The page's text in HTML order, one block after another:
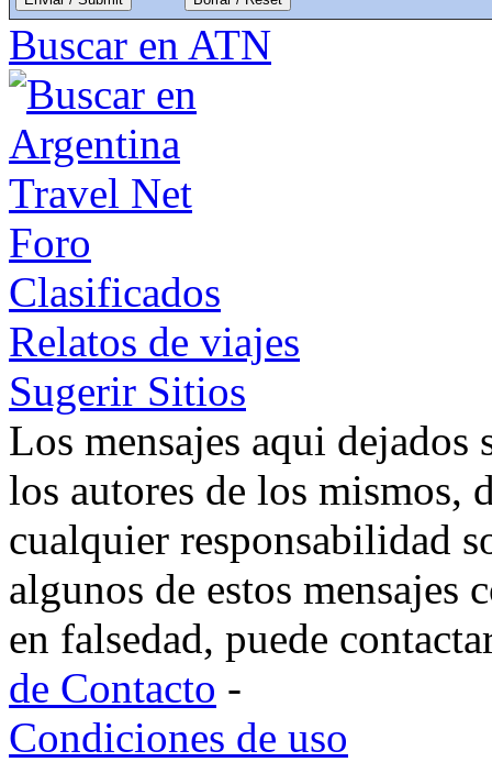
Buscar en ATN
Foro
Clasificados
Relatos de viajes
Sugerir Sitios
Los mensajes aqui
los autores de los mismos,
cualquier responsabilidad
algunos de estos
en falsedad, puede
de Contacto -
Condiciones de uso